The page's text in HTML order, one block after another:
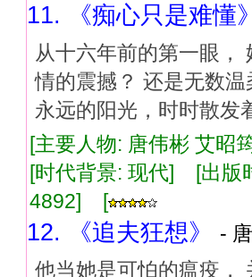
11. 《痴心只是难懂
从十六年前的第一眼，
情的震撼？ 还是无数
永远的阳光，时时散发
[主要人物: 唐伟彬 艾
[时代背景: 现代] [出
4892] [
12. 《追夫狂想》
-
他当她是可怕的瘟疫，